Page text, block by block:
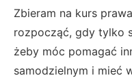
Zbieram na kurs
rozpocząć, gdy tylko
żeby móc pomagać
samodzielnym i mieć